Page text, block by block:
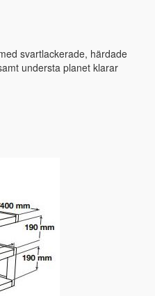
svartlackerade, härdade
understa planet klarar